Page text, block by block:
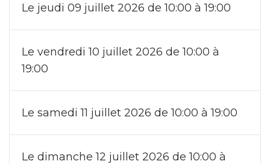
Le jeudi 09 juillet 2026 de 10:00 à 19:00
Le vendredi 10 juillet 2026 de 10:00 à
19:00
Le samedi 11 juillet 2026 de 10:00 à 19:00
Le dimanche 12 juillet 2026 de 10:00 à